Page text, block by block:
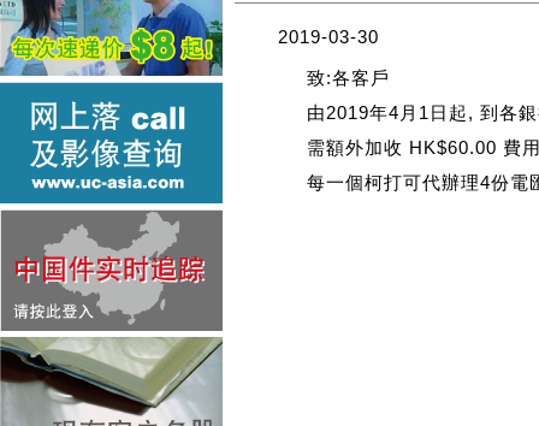
2019-03-30
致:各客戶
由2019年4月1日起, 到各
需額外加收 HK$60.00 費
每一個柯打可代辦理4份電